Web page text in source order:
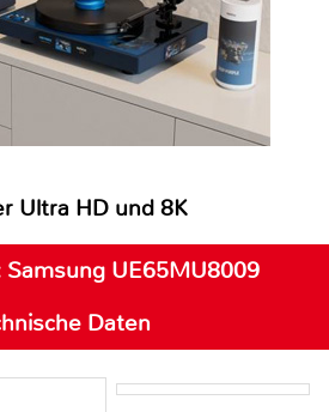
Ultra HD und 8K
UE65MU8009
Daten